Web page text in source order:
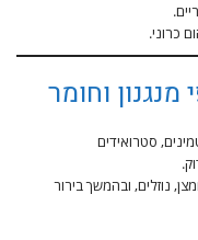
כרוני.
וחומר
סטרואידים
נוזלים, ובהמשך בירור